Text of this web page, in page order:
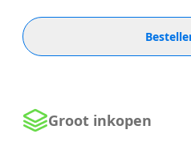
Groot inkopen